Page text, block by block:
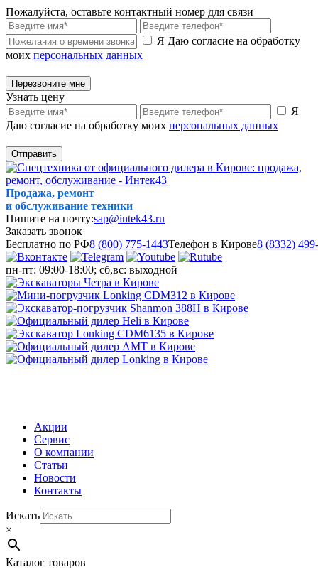
Пожалуйста, оставьте контактный номер для связи
Я Даю согласие на обработку
моих персональных данных
Перезвоните мне
Узнать цену
Я
Даю согласие на обработку моих персональных данных
Отправить
Продажа, ремонт
и обслуживание техники
Пишите на почту:sap@intek43.ru
Заказать звонок
Бесплатно по РФ8 (800) 775-1443Телефон в Кирове8 (8332)
пн-пт: 09:00-18:00; сб,вс: выходной
Акции
Сервис
О компании
Статьи
Новости
Контакты
Искать
×
Каталог товаров